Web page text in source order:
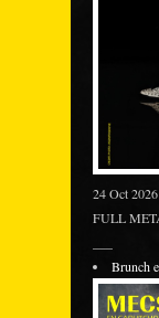
24 Oct 2026
FULL
Brunch